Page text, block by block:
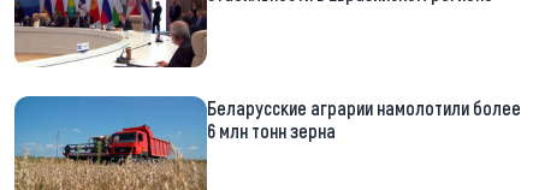
Беларусские аграрии намолотили более
6 млн тонн зерна